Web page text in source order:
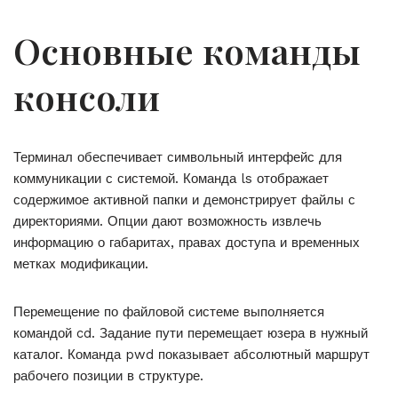
Основные команды
консоли
Терминал обеспечивает символьный интерфейс для
коммуникации с системой. Команда ls отображает
содержимое активной папки и демонстрирует файлы с
директориями. Опции дают возможность извлечь
информацию о габаритах, правах доступа и временных
метках модификации.
Перемещение по файловой системе выполняется
командой cd. Задание пути перемещает юзера в нужный
каталог. Команда pwd показывает абсолютный маршрут
рабочего позиции в структуре.